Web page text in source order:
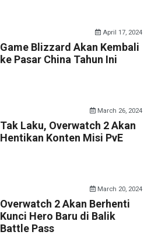
April 17, 2024
Game Blizzard Akan Kembali
ke Pasar China Tahun Ini
March 26, 2024
Tak Laku, Overwatch 2 Akan
Hentikan Konten Misi PvE
March 20, 2024
Overwatch 2 Akan Berhenti
Kunci Hero Baru di Balik
Battle Pass